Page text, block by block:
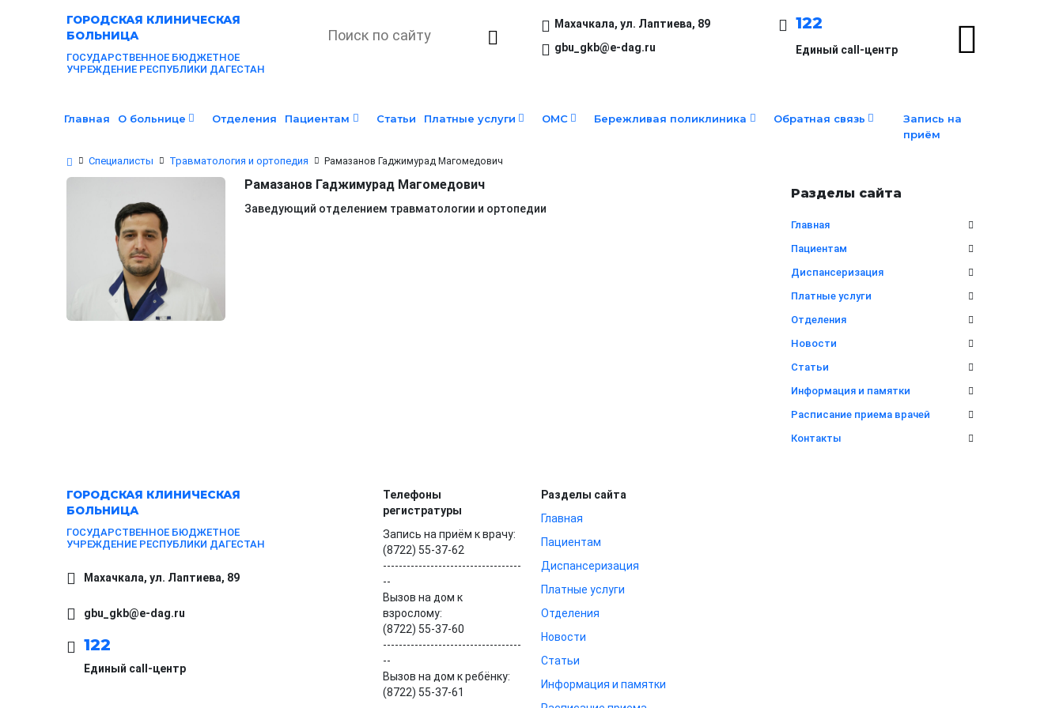
ГОРОДСКАЯ КЛИНИЧЕСКАЯ
БОЛЬНИЦА
ГОСУДАРСТВЕННОЕ БЮДЖЕТНОЕ
УЧРЕЖДЕНИЕ РЕСПУБЛИКИ ДАГЕСТАН
Махачкала, ​ул. Лаптиева, 89
gbu_gkb@e-dag.ru
122
Единый call-центр
Главная О больнице Отделения Пациентам Статьи Платные услуги ОМС Бережливая поликлиника Обратная связь
Запись на
приём
Специалисты Травматология и ортопедия Рамазанов Гаджимурад Магомедович
Рамазанов Гаджимурад Магомедович
Заведующий отделением травматологии и ортопедии
Разделы сайта
Главная
Пациентам
Диспансеризация
Платные услуги
Отделения
Новости
Статьи
Информация и памятки
Расписание приема врачей
Контакты
ГОРОДСКАЯ КЛИНИЧЕСКАЯ
БОЛЬНИЦА
ГОСУДАРСТВЕННОЕ БЮДЖЕТНОЕ
УЧРЕЖДЕНИЕ РЕСПУБЛИКИ ДАГЕСТАН
Махачкала, ​ул. Лаптиева, 89
gbu_gkb@e-dag.ru
122
Единый call-центр
Телефоны
регистратуры
Запись на приём к врачу:
(8722) 55-37-62
-----------------------------------
--
Вызов на дом к
взрослому:
(8722) 55-37-60
-----------------------------------
--
Вызов на дом к ребёнку:
(8722) 55-37-61
Разделы сайта
Главная
Пациентам
Диспансеризация
Платные услуги
Отделения
Новости
Статьи
Информация и памятки